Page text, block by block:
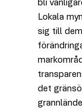
bli
Lokala
sig till
det